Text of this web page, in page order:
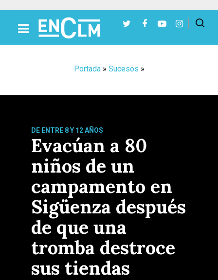
Portada» Sucesos »
DE ENTRE 8 Y 12 AÑOS
Evacúan a 80
niños de un
campamento en
Sigüenza después
de que una
tromba destroce
sus tiendas